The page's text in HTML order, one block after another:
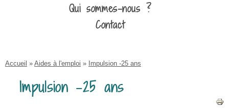
Qui sommes-nous ?
Contact
Vous êtes ici
Accueil » Aides à l'emploi » Impulsion -25 ans
Impulsion -25 ans